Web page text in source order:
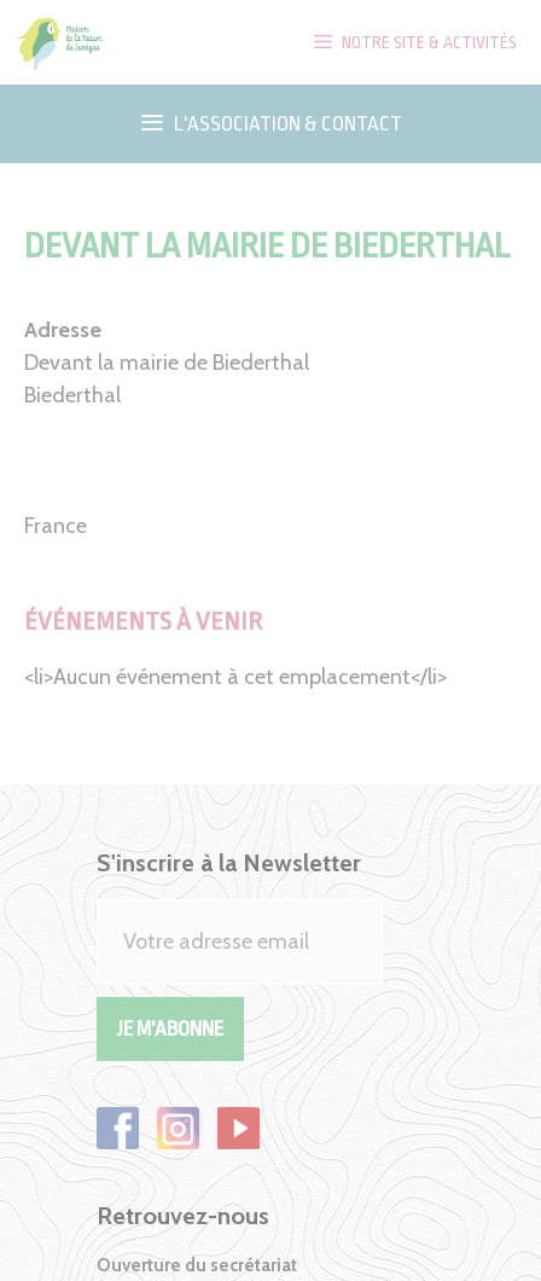
Aller
au
contenu
NOTRE SITE & ACTIVITÉS
L'ASSOCIATION & CONTACT
DEVANT LA MAIRIE DE BIEDERTHAL
Adresse
Devant la mairie de Biederthal
Biederthal
France
ÉVÉNEMENTS À VENIR
<li>Aucun événement à cet emplacement</li>
S'inscrire à la Newsletter
Retrouvez-nous
Ouverture du secrétariat